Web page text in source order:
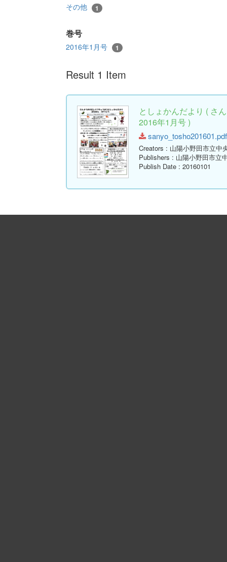
その他 1
巻号
2016年1月号 1
Result 1 Item
としょかんだより ( さ
2016年1月号 )
Creators : 山陽小野田市立中
Publishers : 山陽小野田市立
Publish Date : 20160101